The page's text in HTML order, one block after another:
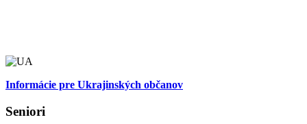
Informácie pre Ukrajinských občanov
Seniori